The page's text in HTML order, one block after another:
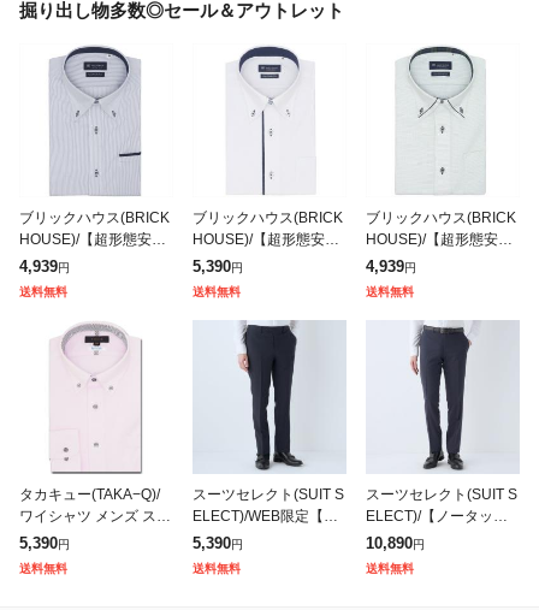
掘り出し物多数◎セール＆アウトレット
ブリックハウス(BRICK
HOUSE)/【超形態安
定】【吸水速乾】 ボタ
ンダウン 半袖 形態安定
ワイシャツ
4,939円
送料無料
ブリックハウス(BRICK
HOUSE)/【超形態安
定】【吸水速乾】 ボタ
ンダウン 半袖 形態安定
ワイシャツ 大きいサイ
ズ
5,390円
送料無料
ブリックハウス(BRICK
HOUSE)/【超形態安
定】【吸水速乾】 ボタ
ンダウン 半袖 形態安定
ワイシャツ
4,939円
送料無料
タカキュー(TAKA−Q)/
ワイシャツ メンズ スト
レッチ 接触冷感 速乾
ノンアイロン ボタンダ
ウン 長袖 ビジネス ド
5,390円
送料無料
スーツセレクト(SUIT S
ELECT)/WEB限定【オ
ールシーズン】ノータ
ックテーパードパンツ
スラックス ネイビー無
5,390円
送料無料
スーツセレクト(SUIT S
ELECT)/【ノータック
テーパードパンツ】ネ
イビー千鳥格子 チェッ
ク スラックス ストレッ
10,890円
送料無料